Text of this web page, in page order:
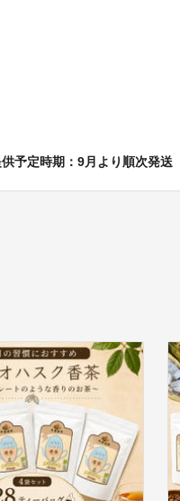
供予定時期：9月より順次発送